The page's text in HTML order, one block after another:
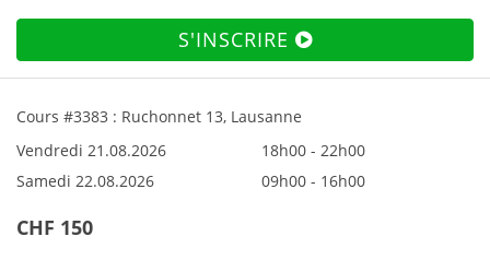
S'INSCRIRE
Cours #3383 : Ruchonnet 13, Lausanne
Vendredi 21.08.2026
18h00 - 22h00
Samedi 22.08.2026
09h00 - 16h00
CHF 150